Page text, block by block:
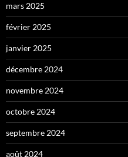
mars 2025
février 2025
janvier 2025
décembre 2024
novembre 2024
octobre 2024
septembre 2024
août 2024